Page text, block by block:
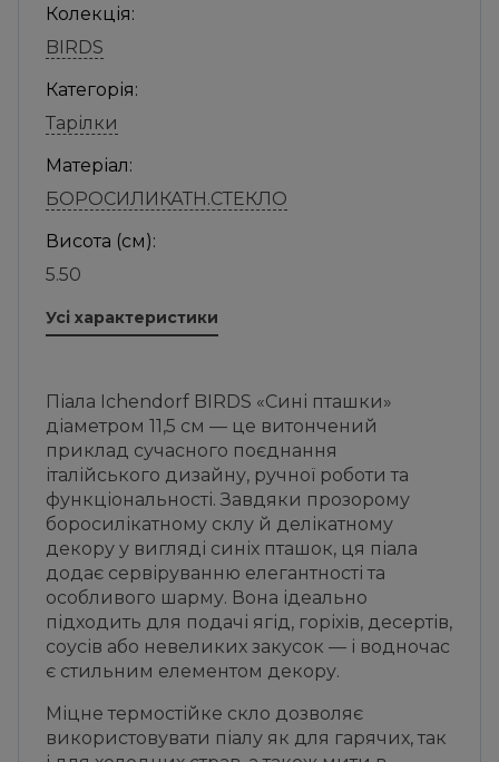
Колекція:
BIRDS
Категорія:
Тарілки
Матеріал:
БОРОСИЛИКАТН.СТЕКЛО
Висота (см):
5.50
Усі характеристики
Піала Ichendorf BIRDS «Сині пташки»
діаметром 11,5 см — це витончений
приклад сучасного поєднання
італійського дизайну, ручної роботи та
функціональності. Завдяки прозорому
боросилікатному склу й делікатному
декору у вигляді синіх пташок, ця піала
додає сервіруванню елегантності та
особливого шарму. Вона ідеально
підходить для подачі ягід, горіхів, десертів,
соусів або невеликих закусок — і водночас
є стильним елементом декору.
Міцне термостійке скло дозволяє
використовувати піалу як для гарячих, так